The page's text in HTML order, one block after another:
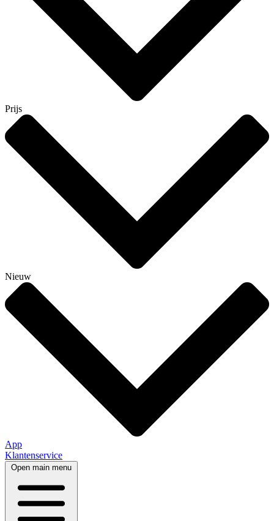
Prijs
Nieuw
App
Klantenservice
Open main menu